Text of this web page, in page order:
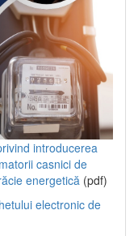
introducerea
casnici de
energetică (pdf)
electronic de